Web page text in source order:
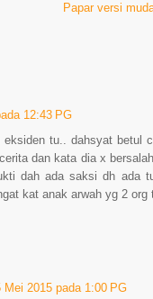
Papar versi
12:43 PG
eksiden tu.. dahsyat betul
dan kata dia x
dah ada saksi dh ada
kat anak arwah yg 2 org
Mei 2015 pada 1:00 PG